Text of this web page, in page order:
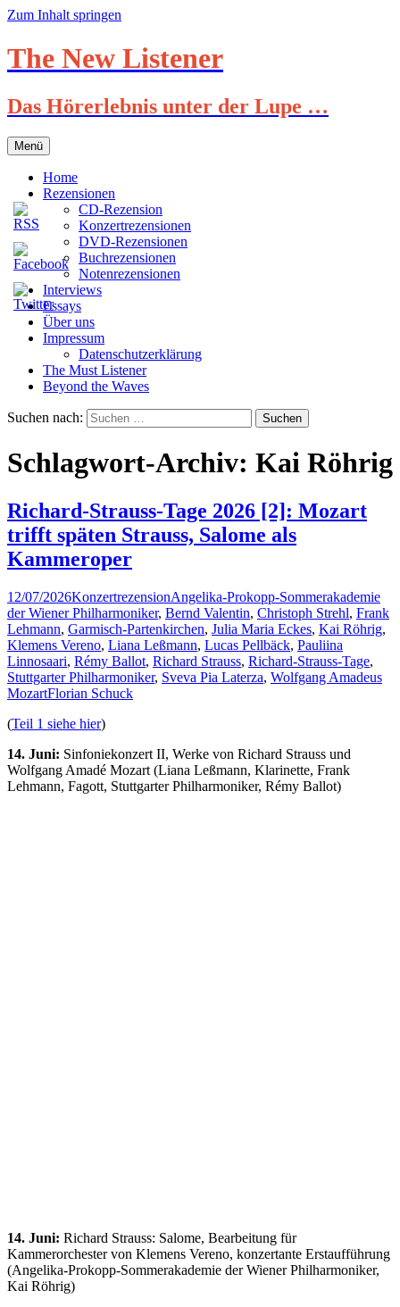
Zum Inhalt springen
The New Listener
Das Hörerlebnis unter der Lupe …
Menü
Home
Rezensionen
CD-Rezension
Konzertrezensionen
DVD-Rezensionen
Buchrezensionen
Notenrezensionen
Interviews
Essays
Über uns
Impressum
Datenschutzerklärung
The Must Listener
Beyond the Waves
Suchen nach:
Schlagwort-Archiv: Kai Röhrig
Richard-Strauss-Tage 2026 [2]: Mozart
trifft späten Strauss, Salome als
Kammeroper
12/07/2026KonzertrezensionAngelika-Prokopp-Sommerakademie
der Wiener Philharmoniker, Bernd Valentin, Christoph Strehl, Frank
Lehmann, Garmisch-Partenkirchen, Julia Maria Eckes, Kai Röhrig,
Klemens Vereno, Liana Leßmann, Lucas Pellbäck, Pauliina
Linnosaari, Rémy Ballot, Richard Strauss, Richard-Strauss-Tage,
Stuttgarter Philharmoniker, Sveva Pia Laterza, Wolfgang Amadeus
MozartFlorian Schuck
(Teil 1 siehe hier)
14. Juni: Sinfoniekonzert II, Werke von Richard Strauss und
Wolfgang Amadé Mozart (Liana Leßmann, Klarinette, Frank
Lehmann, Fagott, Stuttgarter Philharmoniker, Rémy Ballot)
14. Juni: Richard Strauss: Salome, Bearbeitung für
Kammerorchester von Klemens Vereno, konzertante Erstaufführung
(Angelika-Prokopp-Sommerakademie der Wiener Philharmoniker,
Kai Röhrig)